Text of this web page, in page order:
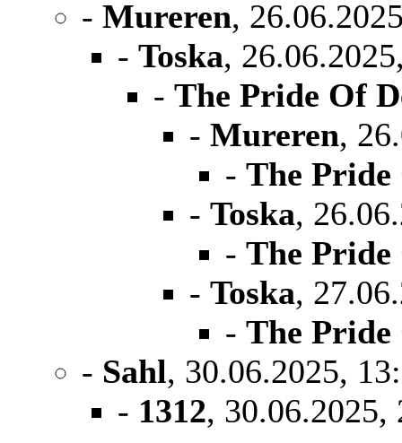
- Mureren,
- Toska,
- The Pride Of
- Mureren,
- The
- Toska,
- The
- Toska,
- The
- Sahl, 30.06.2025,
- 1312, 30.06.2025,